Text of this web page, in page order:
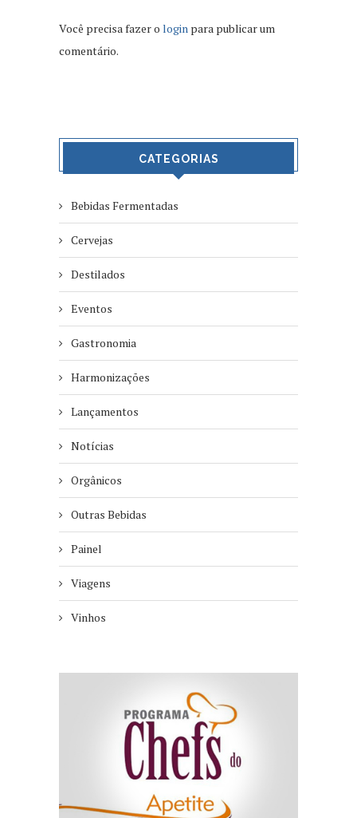
Você precisa fazer o login para publicar um
comentário.
CATEGORIAS
Bebidas Fermentadas
Cervejas
Destilados
Eventos
Gastronomia
Harmonizações
Lançamentos
Notícias
Orgânicos
Outras Bebidas
Painel
Viagens
Vinhos